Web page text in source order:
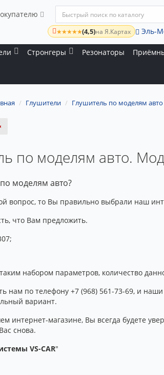
★★★★★(4,5)на Я.Картах Эль-
Стронгеры Резонаторы
Глушители Глушитель по моделям авто
по моделям авто.
моделям авто?
вопрос, то Вы правильно выбрали наш
что Вам предложить.
набором параметров, количество
нам по телефону +7 (968) 561-73-69, и
вариант.
интернет-магазине, Вы всегда будете
снова.
VS-CAR"